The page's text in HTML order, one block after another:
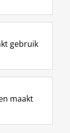
I
n
t
r
m
c
Y
o
T
e
k
a
gebruik
maakt